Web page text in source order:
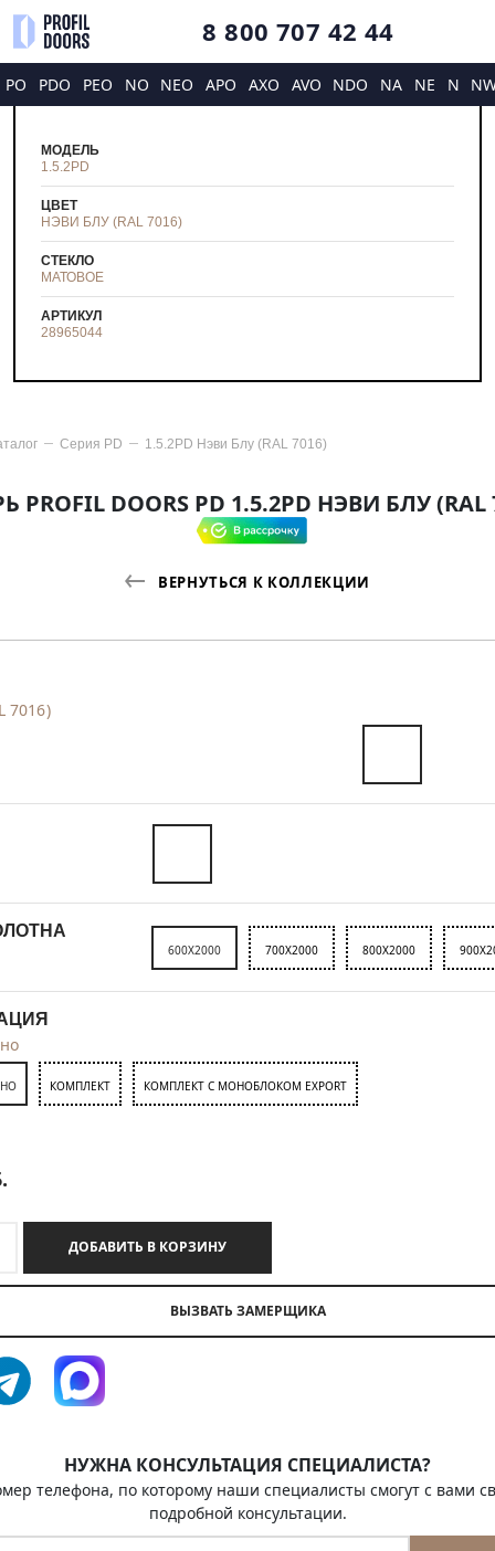
8 800 707 42 44
PO PDO PEO NO NEO APO AXO AVO NDO NA NE N
МОДЕЛЬ
1.5.2PD
ЦВЕТ
НЭВИ БЛУ (RAL 7016)
СТЕКЛО
МАТОВОЕ
АРТИКУЛ
28965044
Серия PD 1.5.2PD Нэви Блу (RAL 7016)
PROFIL DOORS PD 1.5.2PD НЭВИ БЛУ (RAL
ВЕРНУТЬСЯ К КОЛЛЕКЦИИ
7016)
600X2000 700X2000 800X2000
КОМПЛЕКТ КОМПЛЕКТ С МОНОБЛОКОМ EXPORT
ДОБАВИТЬ В КОРЗИНУ
ВЫЗВАТЬ ЗАМЕРЩИКА
НУЖНА КОНСУЛЬТАЦИЯ СПЕЦИАЛИСТА?
телефона, по которому наши специалисты смогут с вами
подробной консультации.